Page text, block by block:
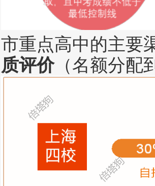
市重点高中的主要
质评价（名额分配